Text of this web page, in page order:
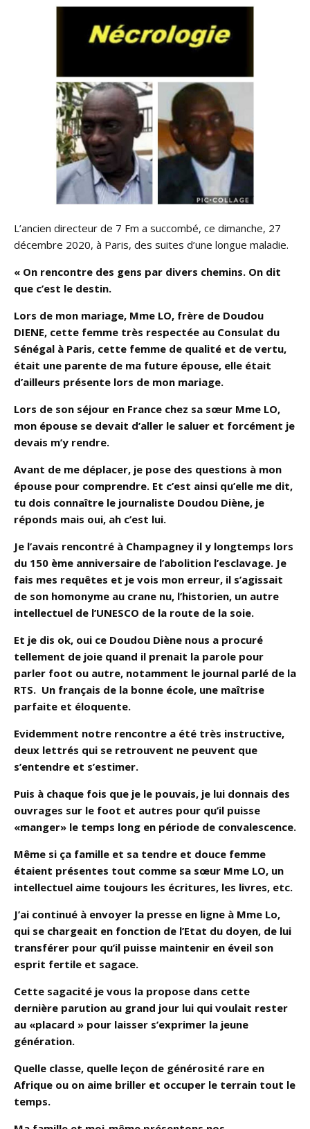
L’ancien directeur de 7 Fm a succombé, ce dimanche, 27
décembre 2020, à Paris, des suites d’une longue maladie.
« On rencontre des gens par divers chemins. On dit
que c’est le destin.
Lors de mon mariage, Mme LO, frère de Doudou
DIENE, cette femme très respectée au Consulat du
Sénégal à Paris, cette femme de qualité et de vertu,
était une parente de ma future épouse, elle était
d’ailleurs présente lors de mon mariage.
Lors de son séjour en France chez sa sœur Mme LO,
mon épouse se devait d’aller le saluer et forcément je
devais m’y rendre.
Avant de me déplacer, je pose des questions à mon
épouse pour comprendre. Et c’est ainsi qu’elle me dit,
tu dois connaître le journaliste Doudou Diène, je
réponds mais oui, ah c’est lui.
Je l’avais rencontré à Champagney il y longtemps lors
du 150 ème anniversaire de l’abolition l’esclavage. Je
fais mes requêtes et je vois mon erreur, il s’agissait
de son homonyme au crane nu, l’historien, un autre
intellectuel de l’UNESCO de la route de la soie.
Et je dis ok, oui ce Doudou Diène nous a procuré
tellement de joie quand il prenait la parole pour
parler foot ou autre, notamment le journal parlé de la
RTS. Un français de la bonne école, une maîtrise
parfaite et éloquente.
Evidemment notre rencontre a été très instructive,
deux lettrés qui se retrouvent ne peuvent que
s’entendre et s’estimer.
Puis à chaque fois que je le pouvais, je lui donnais des
ouvrages sur le foot et autres pour qu’il puisse
«manger» le temps long en période de convalescence.
Même si ça famille et sa tendre et douce femme
étaient présentes tout comme sa sœur Mme LO, un
intellectuel aime toujours les écritures, les livres, etc.
J’ai continué à envoyer la presse en ligne à Mme Lo,
qui se chargeait en fonction de l’Etat du doyen, de lui
transférer pour qu’il puisse maintenir en éveil son
esprit fertile et sagace.
Cette sagacité je vous la propose dans cette
dernière parution au grand jour lui qui voulait rester
au «placard » pour laisser s’exprimer la jeune
génération.
Quelle classe, quelle leçon de générosité rare en
Afrique ou on aime briller et occuper le terrain tout le
temps.